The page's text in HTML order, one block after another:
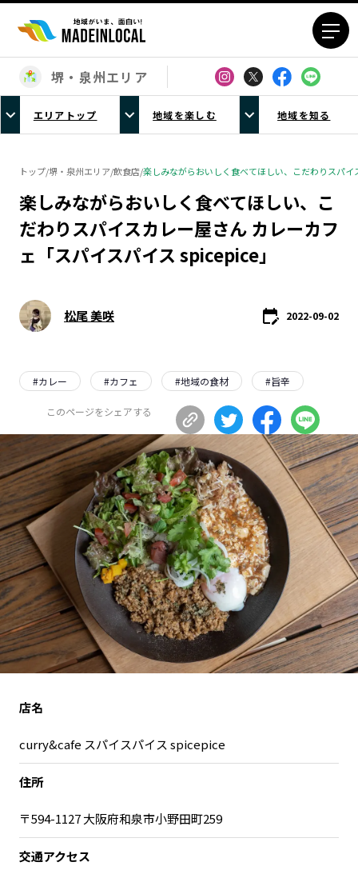
エリアから探す
北海道エリア
青森エリア
秋田エリア
山形エリア
福島エリア
茨城エリア
栃木エリア
群馬エリア
埼玉エリア
千葉エリア
神奈川エリア
富山エリア
長野エリア
岐阜エリア
愛知エリア
滋賀エリア
京都エリア
大阪市エリア
北摂エリア
堺・泉州エリア
河内エリア
兵庫エリア
奈良エリア
和歌山エリア
鳥取エリア
島根エリア
岡山エリア
広島エリア
山口エリア
徳島エリア
香川エリア
愛媛エリア
高知エリア
福岡エリア
佐賀エリア
長崎エリア
熊本エリア
沖縄エリア
カテゴリから探す
特集コンテンツ
堺・泉州エリア
エリアトップ 地域を楽しむ 地域を知る
トップ/堺・泉州エリア/飲食店/楽しみながらおいしく食べてほしい、こだわりスパ
楽しみながらおいしく食べてほしい、こ
だわりスパイスカレー屋さん カレーカフ
ェ「スパイスパイス spicepice」
松尾 美咲 2022-09-02
#カレー #カフェ #地域の食材 #旨辛
このページをシェアする
店名
curry&cafe スパイスパイス spicepice
住所
〒594-1127 大阪府和泉市小野田町259
交通アクセス